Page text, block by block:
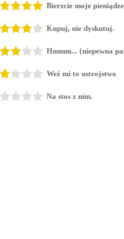
Bierzcie moje
Kupuj, nie dyskutuj.
Hmmm... (niepewna
Weź mi to ustrojstwo
Na stos z nim.